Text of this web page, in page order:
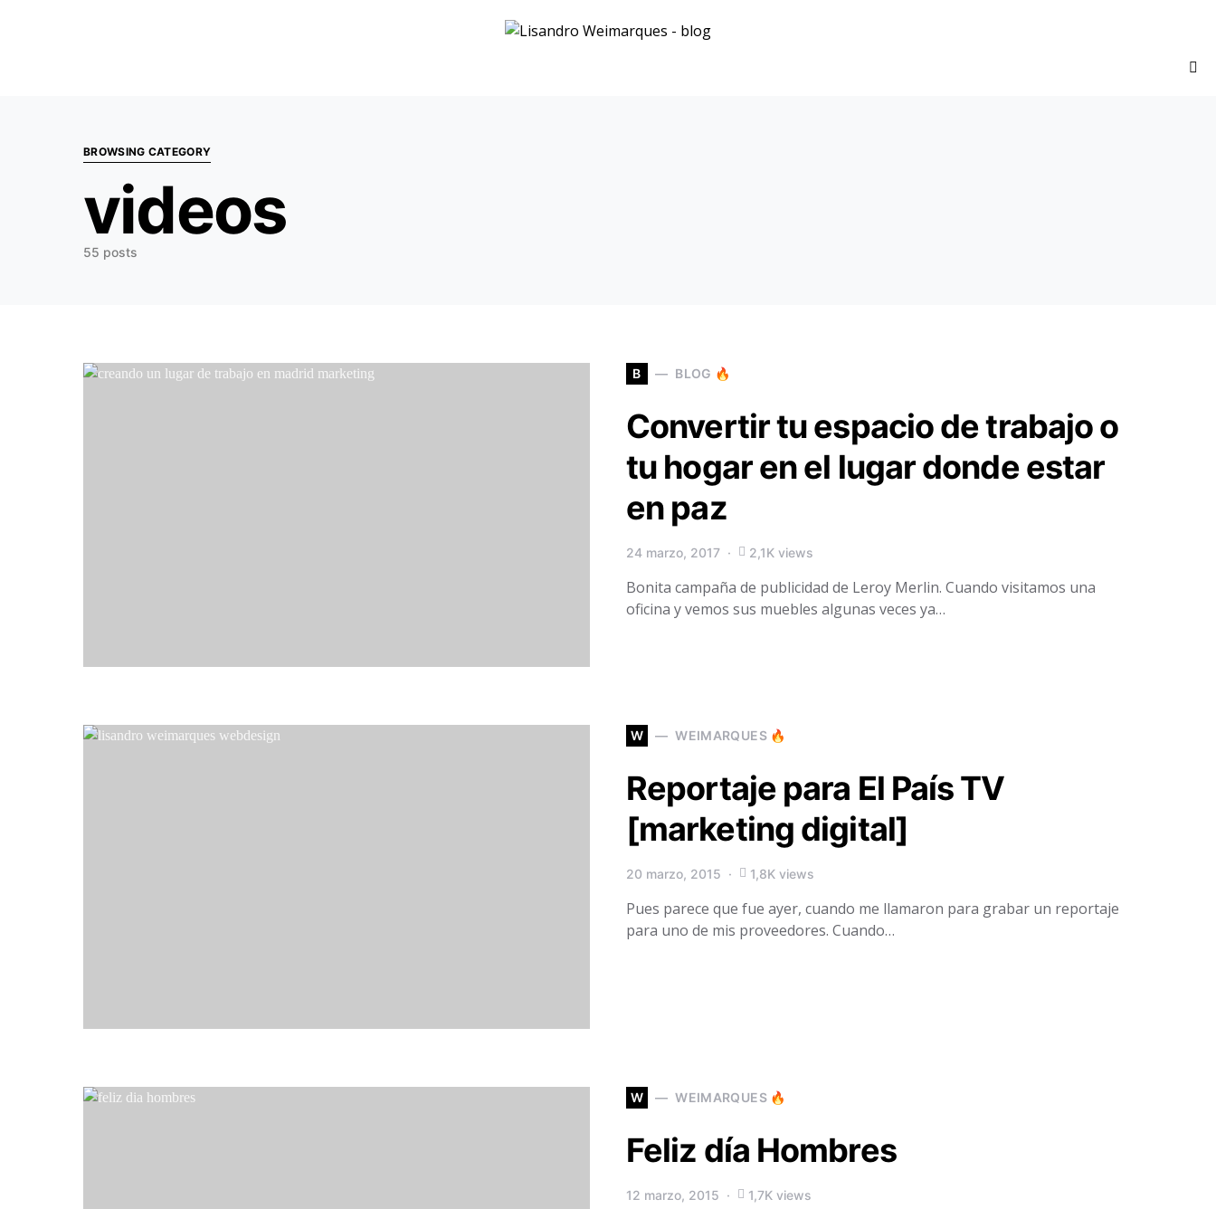
BROWSING CATEGORY
videos
55 posts
B BLOG 🔥
Convertir tu espacio de trabajo o
tu hogar en el lugar donde estar
en paz
24 marzo, 2017 2,1K views
Bonita campaña de publicidad de Leroy Merlin. Cuando visitamos una
oficina y vemos sus muebles algunas veces ya…
W WEIMARQUES 🔥
Reportaje para El País TV
[marketing digital]
20 marzo, 2015 1,8K views
Pues parece que fue ayer, cuando me llamaron para grabar un reportaje
para uno de mis proveedores. Cuando…
W WEIMARQUES 🔥
Feliz día Hombres
12 marzo, 2015 1,7K views